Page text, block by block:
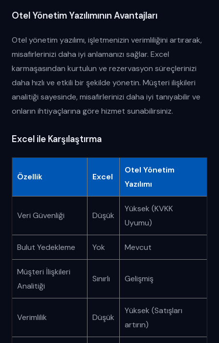
Otel Yönetim Yazılımının Avantajları
Otel yönetim yazılımı, işletmenizin verimliliğini artırarak,
misafirlerinizi daha iyi anlamanızı sağlar. Excel
karmaşasından kurtulun ve rezervasyon süreçlerinizi
daha hızlı ve etkili bir şekilde yönetin. Müşteri ilişkileri
analitiği sayesinde, misafirlerinizi daha iyi tanıyabilir ve
onların ihtiyaçlarına göre hizmet sunabilirsiniz.
Excel ile Karşılaştırma
Özellik Excel
Otel Yönetim
Yazılımı
Veri Güvenliği Düşük
Yüksek (KVKK
Uyumu)
Bulut Yedekleme Yok Mevcut
Müşteri İlişkileri
Analitiği
Sınırlı Gelişmiş
Verimlilik Düşük
Yüksek (Satışları
artırın)